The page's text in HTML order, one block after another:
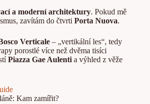
a moderní architektury. Pokud mě
zavítám do čtvrti Porta Nuova.
Verticale – „vertikální les“, tedy
porostlé více než dvěma tisíci
Piazza Gae Aulenti a výhled z věže
Kam zamířit?